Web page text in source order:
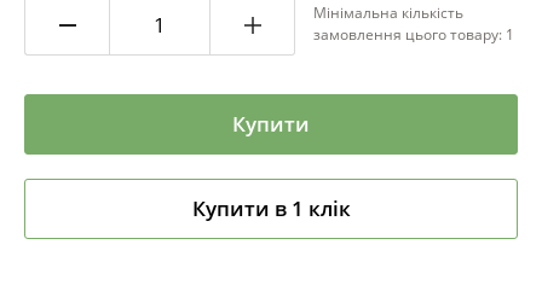
Мінімальна кількість
замовлення цього товару: 1
Купити
Купити в 1 клік